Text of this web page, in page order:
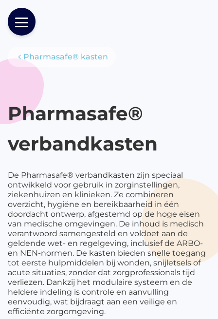
Producten
Pharmasafe® kasten
Pharmasafe®
verbandkasten
De Pharmasafe® verbandkasten zijn speciaal
ontwikkeld voor gebruik in zorginstellingen,
ziekenhuizen en klinieken. Ze combineren
overzicht, hygiëne en bereikbaarheid in één
doordacht ontwerp, afgestemd op de hoge eisen
van medische omgevingen. De inhoud is medisch
verantwoord samengesteld en voldoet aan de
geldende wet- en regelgeving, inclusief de ARBO-
en NEN-normen. De kasten bieden snelle toegang
tot eerste hulpmiddelen bij wonden, snijletsels of
acute situaties, zonder dat zorgprofessionals tijd
verliezen. Dankzij het modulaire systeem en de
heldere indeling is controle en aanvulling
eenvoudig, wat bijdraagt aan een veilige en
efficiënte zorgomgeving.